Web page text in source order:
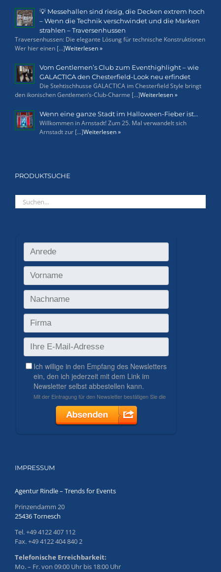
💡 Messehallen sind riesig, die Decken extrem hoch
– Wenn die Technik verschwindet und die Marken
strahlen – Traversenhussen
Traversenhussen: Die elegante Lösung für technische Konstruktionen
Wer hier einen [...]Weiterlesen »
Vom Gentlemen’s Club zum Eventhighlight – wie
GALACTICA den Chesterfield-Look neu erfindet
Die Stehtischhusse GALACTICA im Chesterfield Style bringt
den ikonischen Gentlemen’s-Club-Charme [...]Weiterlesen »
Wenn eine ganze Stadt im Halloween-Fieber ist…
Willkommen in Arnstadt! Zum 25. Mal verwandelt sich
Arnstadt zur [...]Weiterlesen »
PRODUKTSUCHE
IMPRESSUM
Agentur Rindle – Trends for Events
Prinzendamm 20
25436 Tornesch
Tel. +49 4122 407 112
Fax. +49 4122 404 840 2
Telefonische Erreichbarkeit:
Mo. – Fr. von 09:00 Uhr bis 18:00 Uhr